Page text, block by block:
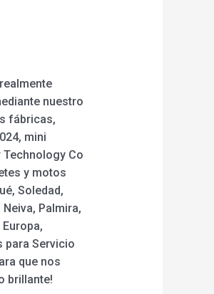
nuestro
fábricas,
mini
Co
y motos
Soledad,
Palmira,
para Servicio
que nos
brillante!